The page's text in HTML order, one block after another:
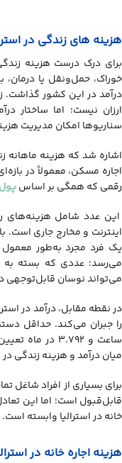
هزینه ‌های زندگی در
برای درک درست هزینه
خوراک، حمل‌ونقل یا درمان،
درآمد در این کشور گذاشت.
ارزان نیست؛ اما ساختار
سناریوها امکان مدیریت
اشاره شد که هزینه ماهانه
رقمی که همگی بر اساس
این عدد شامل هزینه‌های
اینترنت و مخارج جاری است.
می‌رسد؛ عددی که بسته
می‌تواند نوسان قابل‌توجهی
در نقطه مقابل، درآمد در
ساعت و 3.792
میان درآمد و هزینه زندگی
برای بسیاری از افراد شاغل
قابل‌قبول است؛ اما این
خانه در استرالیا وابسته است.
هزینه اجاره خانه در